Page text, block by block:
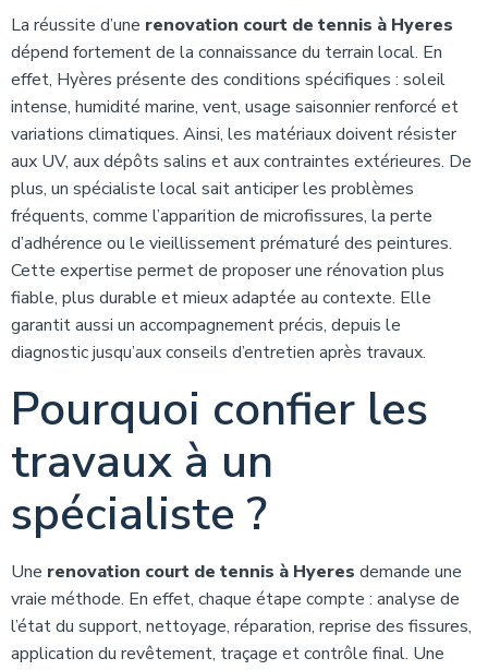
La réussite d’une renovation court de tennis à Hyeres
dépend fortement de la connaissance du terrain local. En
effet, Hyères présente des conditions spécifiques : soleil
intense, humidité marine, vent, usage saisonnier renforcé et
variations climatiques. Ainsi, les matériaux doivent résister
aux UV, aux dépôts salins et aux contraintes extérieures. De
plus, un spécialiste local sait anticiper les problèmes
fréquents, comme l’apparition de microfissures, la perte
d’adhérence ou le vieillissement prématuré des peintures.
Cette expertise permet de proposer une rénovation plus
fiable, plus durable et mieux adaptée au contexte. Elle
garantit aussi un accompagnement précis, depuis le
diagnostic jusqu’aux conseils d’entretien après travaux.
Pourquoi confier les
travaux à un
spécialiste ?
Une renovation court de tennis à Hyeres demande une
vraie méthode. En effet, chaque étape compte : analyse de
l’état du support, nettoyage, réparation, reprise des fissures,
application du revêtement, traçage et contrôle final. Une